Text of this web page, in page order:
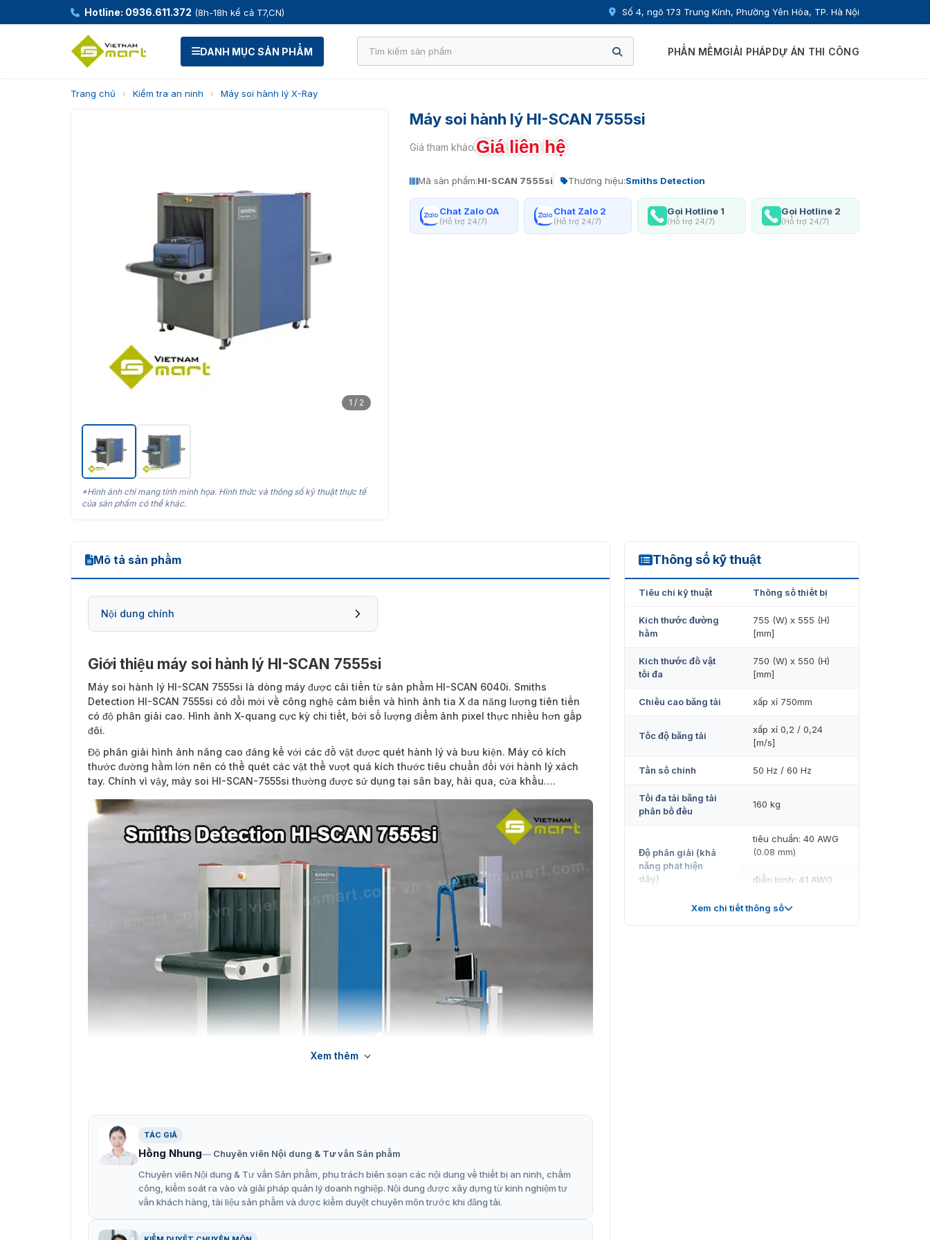
Hotline: 0936.611.372 (8h-18h kể cả T7,CN) Số 4, ngõ 173 Trung Kính, Phường Yên Hòa, TP. Hà Nội
DANH MỤC SẢN PHẨM PHẦN MỀMGIẢI PHÁPDỰ ÁN THI CÔNG
Trang chủ › Kiểm tra an ninh › Máy soi hành lý X-Ray
1 / 2
*Hình ảnh chỉ mang tính minh họa. Hình thức và thông số kỹ thuật thực tế
của sản phẩm có thể khác.
Máy soi hành lý HI-SCAN 7555si
Giá tham khảo:Giá liên hệ
Mã sản phẩm:HI-SCAN 7555si Thương hiệu:Smiths Detection
Chat Zalo OA
(Hỗ trợ 24/7)
Chat Zalo 2
(Hỗ trợ 24/7)
Gọi Hotline 1
(Hỗ trợ 24/7)
Gọi Hotline 2
(Hỗ trợ 24/7)
Mô tả sản phẩm
Nội dung chính
Giới thiệu máy soi hành lý HI-SCAN 7555si
Máy soi hành lý HI-SCAN 7555si là dòng máy được cải tiến từ sản phẩm HI-SCAN 6040i. Smiths
Detection HI-SCAN 7555si có đổi mới về công nghệ cảm biến và hình ảnh tia X đa năng lượng tiên tiến
có độ phân giải cao. Hình ảnh X-quang cực kỳ chi tiết, bởi số lượng điểm ảnh pixel thực nhiều hơn gấp
đôi.
Độ phân giải hình ảnh nâng cao đáng kế với các đồ vật được quét hành lý và bưu kiện. Máy có kích
thước đường hầm lớn nên có thể quét các vật thể vượt quá kích thước tiêu chuẩn đối với hành lý xách
tay. Chính vì vậy, máy soi HI-SCAN-7555si thường được sử dụng tại sân bay, hải qua, cửa khẩu….
Hình ảnh thực tế máy soi hành lý HI-SCAN 7555si
Máy soi hàng hóa HI-SCAN 7555si là dòng được cải tiến từ mẫu mã, kiểu dáng cùng nhiều tính năng. Với
khả năng phân tích các vật phẩm chuẩn xác, công nghệ soi chiếu hiện đại hình ảnh sắc nét. Sau đây là
một vài hình ảnh thực tế của thiết bị.
Xem thêm
TÁC GIẢ
Hồng Nhung
Chuyên viên Nội dung & Tư vấn Sản phẩm
Chuyên viên Nội dung & Tư vấn Sản phẩm, phụ trách biên soạn các nội dung về thiết bị an ninh, chấm
công, kiểm soát ra vào và giải pháp quản lý doanh nghiệp. Nội dung được xây dựng từ kinh nghiệm tư
vấn khách hàng, tài liệu sản phẩm và được kiểm duyệt chuyên môn trước khi đăng tải.
Thông số kỹ thuật
HI-SCAN 7555si
Tiêu chí kỹ thuật Thông số thiết bị
Kích thước đường
hầm
755 (W) x 555 (H)
[mm]
Kích thước đồ vật
tối đa
750 (W) x 550 (H)
[mm]
Chiều cao băng tải xấp xỉ 750mm
Tốc độ băng tải
xấp xỉ 0,2 / 0,24
[m/s]
Tần số chính 50 Hz / 60 Hz
Tối đa tải băng tải
phân bố đều
160 kg
Độ phân giải (khả
năng phát hiện
dây)
tiêu chuẩn: 40 AWG
(0.08 mm)
điển hình: 41 AWG
Xem chi tiết thông số